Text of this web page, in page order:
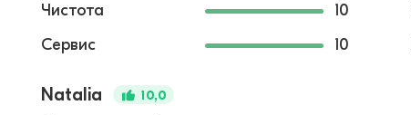
Чистота 10
Сервис
10
Natalia 10,0